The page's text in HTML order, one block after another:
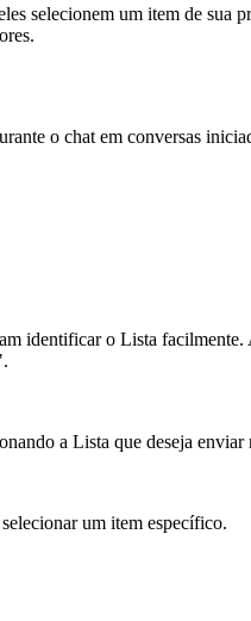
selecionem um item de sua
o chat em conversas
identificar o Lista
a Lista que deseja enviar
um item específico.